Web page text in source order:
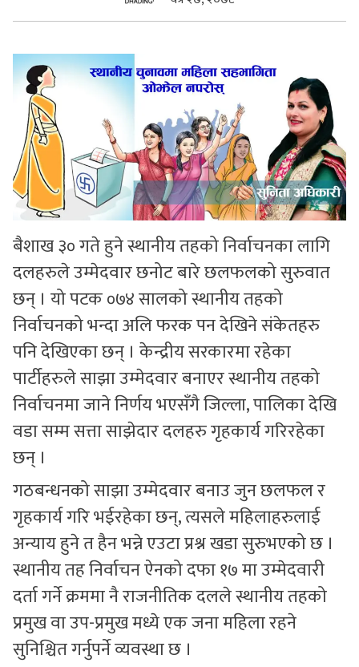
सुचनाहरु
स्वास्थ्य
भिडियो
बैशाख ३० गते हुने स्थानीय तहको निर्वाचनका लागि
दलहरुले उम्मेदवार छनोट बारे छलफलको सुरुवात
छन् । यो पटक ०७४ सालको स्थानीय तहको
निर्वाचनको भन्दा अलि फरक पन देखिने संकेतहरु
पनि देखिएका छन् । केन्द्रीय सरकारमा रहेका
पार्टीहरुले साझा उम्मेदवार बनाएर स्थानीय तहको
निर्वाचनमा जाने निर्णय भएसँगै जिल्ला, पालिका देखि
वडा सम्म सत्ता साझेदार दलहरु गृहकार्य गरिरहेका
छन् ।
गठबन्धनको साझा उम्मेदवार बनाउ जुन छलफल र
गृहकार्य गरि भईरहेका छन्, त्यसले महिलाहरुलाई
अन्याय हुने त हैन भन्ने एउटा प्रश्न खडा सुरुभएको छ ।
स्थानीय तह निर्वाचन ऐनको दफा १७ मा उम्मेदवारी
दर्ता गर्ने क्रममा नै राजनीतिक दलले स्थानीय तहको
प्रमुख वा उप-प्रमुख मध्ये एक जना महिला रहने
सुनिश्चित गर्नुपर्ने व्यवस्था छ ।